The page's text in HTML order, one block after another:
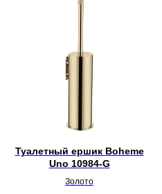
Туалетный ершик Boheme
Uno 10984-G
Золото